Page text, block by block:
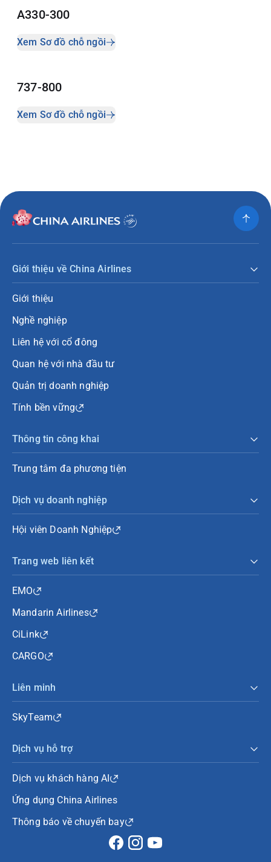
A330-300
Xem Sơ đồ chỗ ngồi
737-800
Xem Sơ đồ chỗ ngồi
Giới thiệu về China Airlines
Giới thiệu
Nghề nghiệp
Liên hệ với cổ đông
Quan hệ với nhà đầu tư
Quản trị doanh nghiệp
Tính bền vững
Thông tin công khai
Trung tâm đa phương tiện
Dịch vụ doanh nghiệp
Hội viên Doanh Nghiệp
Trang web liên kết
EMO
Mandarin Airlines
CiLink
CARGO
Liên minh
SkyTeam
Dịch vụ hỗ trợ
Dịch vụ khách hàng AI
Ứng dụng China Airlines
Thông báo về chuyến bay